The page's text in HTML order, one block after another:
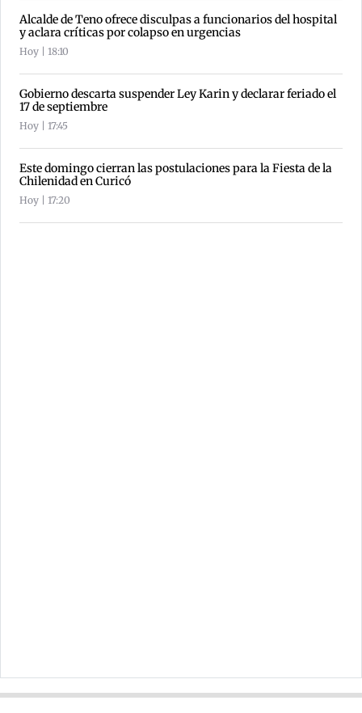
Alcalde de Teno ofrece disculpas a funcionarios del hospital
y aclara críticas por colapso en urgencias
Hoy | 18:10
Gobierno descarta suspender Ley Karin y declarar feriado el
17 de septiembre
Hoy | 17:45
Este domingo cierran las postulaciones para la Fiesta de la
Chilenidad en Curicó
Hoy | 17:20